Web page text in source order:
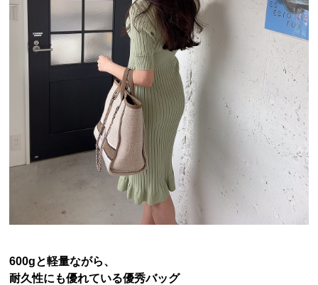
600gと軽量ながら、
耐久性にも優れている優秀バッグ